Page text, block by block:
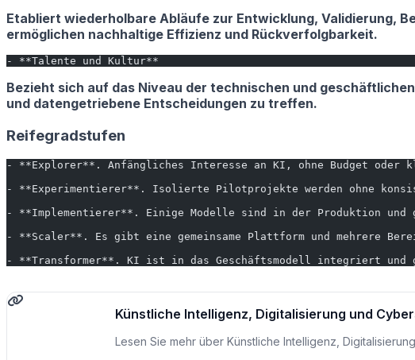
Etabliert wiederholbare Abläufe zur Entwicklung, Validierung,
ermöglichen nachhaltige Effizienz und Rückverfolgbarkeit.
- **Talente und Kultur**
Bezieht sich auf das Niveau der technischen und
und datengetriebene Entscheidungen zu treffen.
Reifegradstufen
- **Explorer**. Anfängliches Interesse an KI, ohne Budget oder
- **Experimentierer**. Isolierte Pilotprojekte werden ohne
- **Implementierer**. Einige Modelle sind in der Produktion und
- **Scaler**. Es gibt eine gemeinsame Plattform und mehrere
- **Transformer**. KI ist in das Geschäftsmodell integriert und
Künstliche Intelligenz, Digitalisierung und
Lesen Sie mehr über Künstliche Intelligenz,